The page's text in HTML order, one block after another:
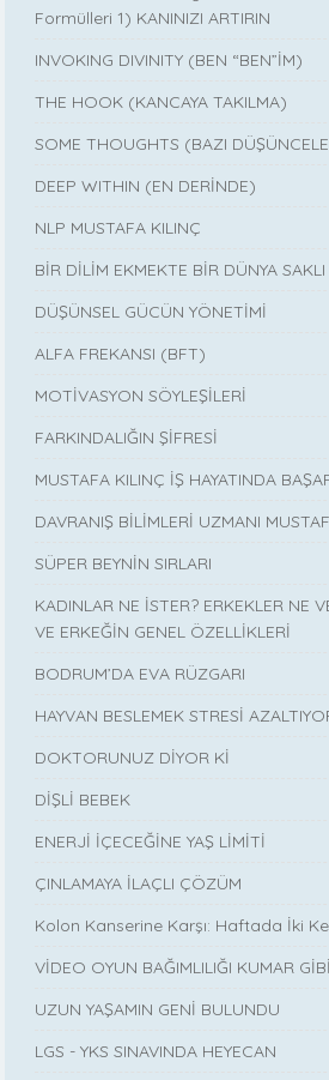
Formülleri 1) KANINIZI ARTIRIN
INVOKING DIVINITY (BEN “BEN”İM)
THE HOOK (KANCAYA TAKILMA)
SOME THOUGHTS (BAZI
DEEP WITHIN (EN DERİNDE)
NLP MUSTAFA KILINÇ
BİR DİLİM EKMEKTE BİR DÜNYA SAKLI
DÜŞÜNSEL GÜCÜN YÖNETİMİ
ALFA FREKANSI (BFT)
MOTİVASYON SÖYLEŞİLERİ
FARKINDALIĞIN ŞİFRESİ
MUSTAFA KILINÇ İŞ HAYATINDA
DAVRANIŞ BİLİMLERİ UZMANI
SÜPER BEYNİN SIRLARI
KADINLAR NE İSTER? ERKEKLER NE
VE ERKEĞİN GENEL ÖZELLİKLERİ
BODRUM’DA EVA RÜZGARI
HAYVAN BESLEMEK STRESİ
DOKTORUNUZ DİYOR Kİ
DİŞLİ BEBEK
ENERJİ İÇECEĞİNE YAŞ LİMİTİ
ÇINLAMAYA İLAÇLI ÇÖZÜM
Kolon Kanserine Karşı: Haftada İki
VİDEO OYUN BAĞIMLILIĞI KUMAR GİBİ
UZUN YAŞAMIN GENİ BULUNDU
LGS - YKS SINAVINDA HEYECAN